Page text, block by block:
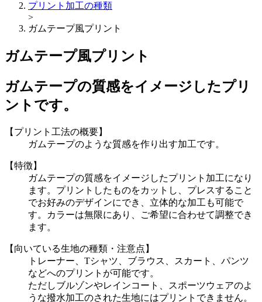
プリント加工の種類
>
ガムテープ風プリント
ガムテープ風プリント
ガムテープの質感をイメージしたプリ
ントです。
【プリント工法の概要】
ガムテープのような質感を作り出す加工です。
【特徴】
ガムテープの質感をイメージしたプリント加工になり
ます。プリントしたものをカットし、プレスすること
でお好みのデザインにでき、立体的な加工も可能で
す。カラーは無限にあり、ご希望に合わせて調整でき
ます。
【向いている生地の種類・注意点】
トレーナー、Tシャツ、ブラウス、スカート、パンツ
などへのプリントが可能です。
ただしブルゾンやレインコート、スポーツウェアのよ
うな撥水加工のされた生地にはプリントできません。